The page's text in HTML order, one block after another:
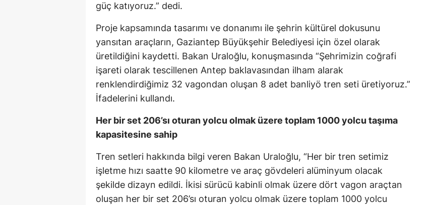
Nevşehir
Niğde
Ordu
Rize
Sinop
Sivas
güç katıyoruz.” dedi.
Proje kapsamında tasarımı ve donanımı ile şehrin kültürel dokusunu
yansıtan araçların, Gaziantep Büyükşehir Belediyesi için özel olarak
üretildiğini kaydetti. Bakan Uraloğlu, konuşmasında “Şehrimizin coğrafi
işareti olarak tescillenen Antep baklavasından ilham alarak
renklendirdiğimiz 32 vagondan oluşan 8 adet banliyö tren seti üretiyoruz.”
İfadelerini kullandı.
Her bir set 206’sı oturan yolcu olmak üzere toplam 1000 yolcu taşıma
kapasitesine sahip
Tren setleri hakkında bilgi veren Bakan Uraloğlu, “Her bir tren setimiz
işletme hızı saatte 90 kilometre ve araç gövdeleri alüminyum olacak
şekilde dizayn edildi. İkisi sürücü kabinli olmak üzere dört vagon araçtan
oluşan her bir set 206’sı oturan yolcu olmak üzere toplam 1000 yolcu